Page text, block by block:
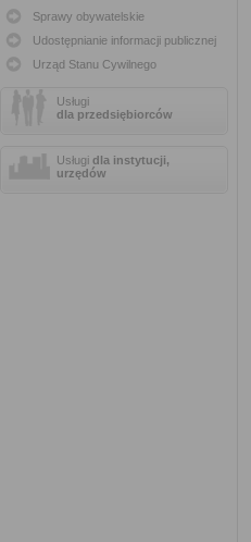
Sprawy obywatelskie
Udostępnianie informacji publicznej
Urząd Stanu Cywilnego
Usługi
dla przedsiębiorców
Usługi dla instytucji,
urzędów